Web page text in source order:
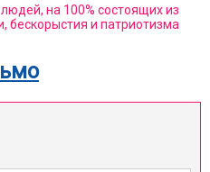
на 100% состоящих из
бескорыстия и патриотизма